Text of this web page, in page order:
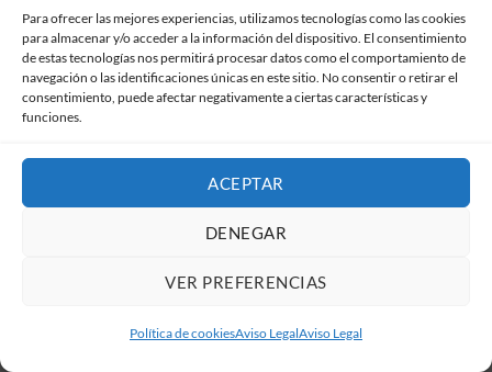
Para ofrecer las mejores experiencias, utilizamos tecnologías como las cookies
para almacenar y/o acceder a la información del dispositivo. El consentimiento
de estas tecnologías nos permitirá procesar datos como el comportamiento de
navegación o las identificaciones únicas en este sitio. No consentir o retirar el
consentimiento, puede afectar negativamente a ciertas características y
funciones.
ACEPTAR
DENEGAR
VER PREFERENCIAS
Política de cookiesAviso LegalAviso Legal
Mándame un WhatsApp!